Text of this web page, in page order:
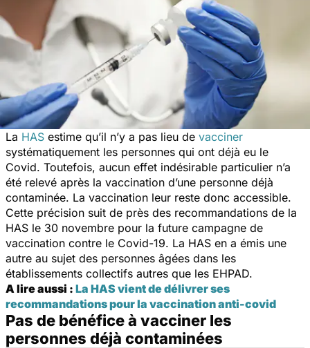
La HAS estime qu’il n’y a pas lieu de vacciner
systématiquement les personnes qui ont déjà eu le
Covid. Toutefois, aucun effet indésirable particulier n’a
été relevé après la vaccination d’une personne déjà
contaminée. La vaccination leur reste donc accessible.
Cette précision suit de près des recommandations de la
HAS le 30 novembre pour la future campagne de
vaccination contre le Covid-19. La HAS en a émis une
autre au sujet des personnes âgées dans les
établissements collectifs autres que les EHPAD.
A lire aussi : La HAS vient de délivrer ses
recommandations pour la vaccination anti-covid
Pas de bénéfice à vacciner les
personnes déjà contaminées